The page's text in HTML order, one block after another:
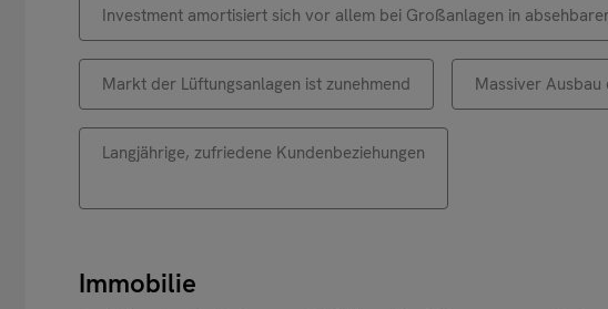
Investment amortisiert sich vor allem bei Großanlagen in
Markt der Lüftungsanlagen ist zunehmend Massiver
Langjährige, zufriedene Kundenbeziehungen
Immobilie